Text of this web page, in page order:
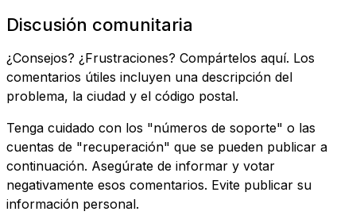
Discusión comunitaria
¿Consejos? ¿Frustraciones? Compártelos aquí. Los
comentarios útiles incluyen una descripción del
problema, la ciudad y el código postal.
Tenga cuidado con los "números de soporte" o las
cuentas de "recuperación" que se pueden publicar a
continuación. Asegúrate de informar y votar
negativamente esos comentarios. Evite publicar su
información personal.